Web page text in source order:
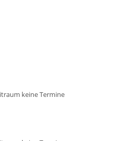
keine Termine